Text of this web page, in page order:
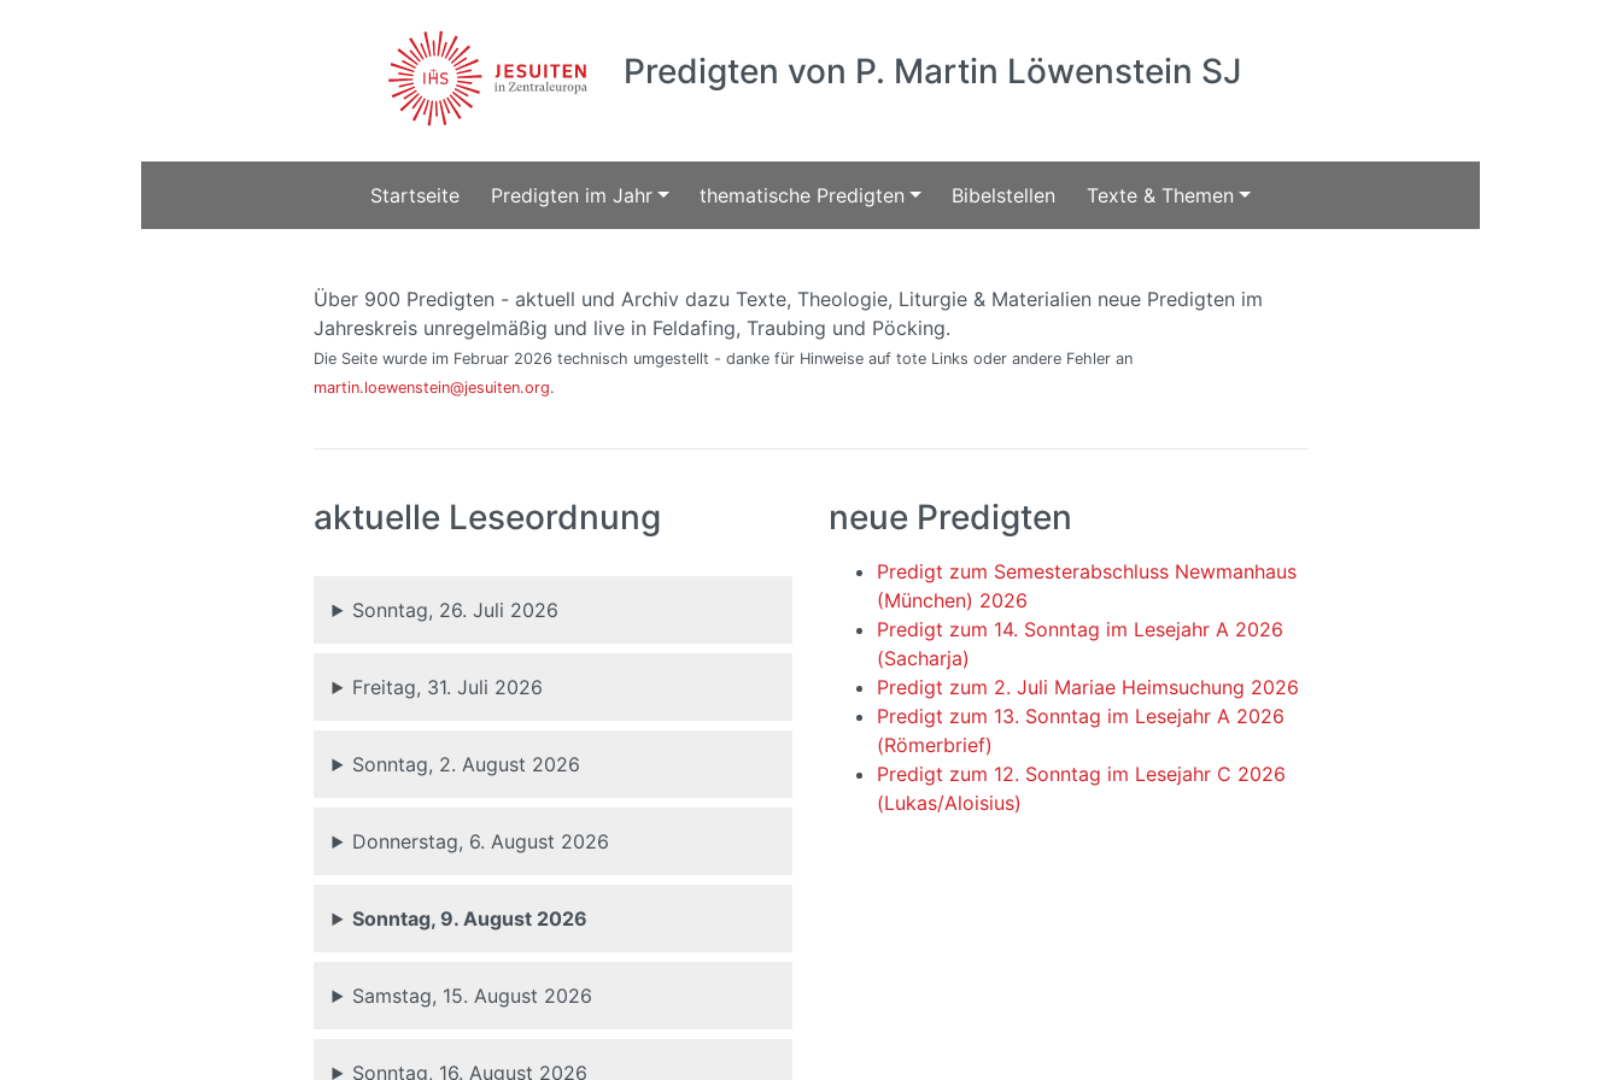
Predigten von P. Martin Löwenstein SJ
Startseite Predigten im Jahr thematische Predigten Bibelstellen Texte & Themen
Über 900 Predigten - aktuell und Archiv dazu Texte, Theologie, Liturgie & Materialien neue Predigten im
Jahreskreis unregelmäßig und live in Feldafing, Traubing und Pöcking.
Die Seite wurde im Februar 2026 technisch umgestellt - danke für Hinweise auf tote Links oder andere Fehler an
martin.loewenstein@jesuiten.org.
aktuelle Leseordnung
Sonntag, 26. Juli 2026
Freitag, 31. Juli 2026
Sonntag, 2. August 2026
Donnerstag, 6. August 2026
Sonntag, 9. August 2026
Samstag, 15. August 2026
Sonntag, 16. August 2026
neue Predigten
Predigt zum Semesterabschluss Newmanhaus
(München) 2026
Predigt zum 14. Sonntag im Lesejahr A 2026
(Sacharja)
Predigt zum 2. Juli Mariae Heimsuchung 2026
Predigt zum 13. Sonntag im Lesejahr A 2026
(Römerbrief)
Predigt zum 12. Sonntag im Lesejahr C 2026
(Lukas/Aloisius)